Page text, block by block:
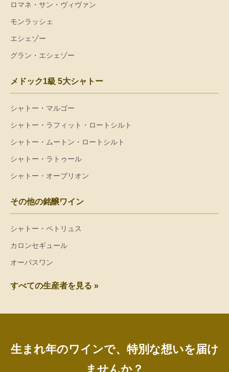
ロマネ・サン・ヴィヴァン
モンラッシェ
エシェゾー
グラン・エシェゾー
メドック1級 5大シャトー
シャトー・マルゴー
シャトー・ラフィット・ロートシルト
シャトー・ムートン・ロートシルト
シャトー・ラトゥール
シャトー・オーブリオン
その他の銘醸ワイン
シャトー・ペトリュス
カロンセギュール
オーパスワン
すべての生産者を見る »
生まれ年のワインで、特別な想いを届け
ませんか？